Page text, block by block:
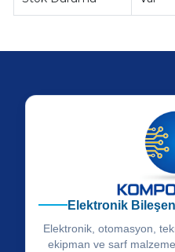
Elektronik
Elektronik, otomasyon,
ekipman ve sarf